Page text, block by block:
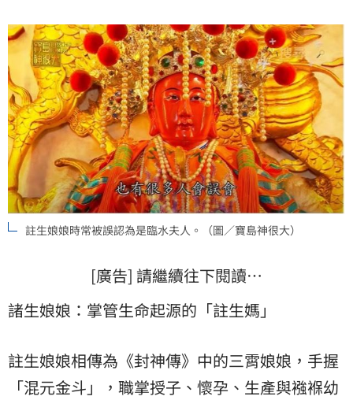
註生娘娘時常被誤認為是臨水夫人。（圖／寶島神很大）
[廣告] 請繼續往下閱讀…
諸生娘娘：掌管生命起源的「註生媽」
註生娘娘相傳為《封神傳》中的三霄娘娘，手握
「混元金斗」，職掌授子、懷孕、生產與襁褓幼